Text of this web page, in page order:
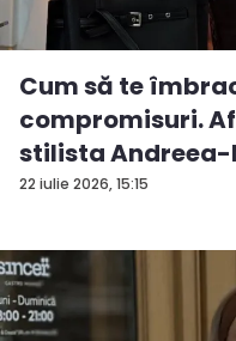
22 iulie 2026, 15:15
Cum să te
compromisuri.
stilista Andreea-